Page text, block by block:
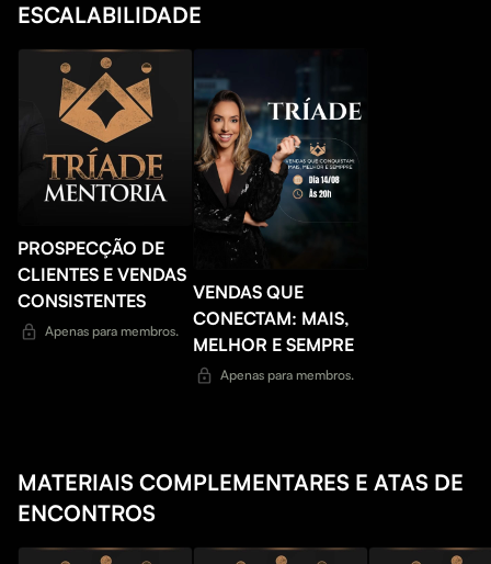
ESCALABILIDADE
PROSPECÇÃO DE
CLIENTES E VENDAS
CONSISTENTES
Apenas para membros.
VENDAS QUE
CONECTAM: MAIS,
MELHOR E SEMPRE
Apenas para membros.
MATERIAIS COMPLEMENTARES E ATAS DE
ENCONTROS